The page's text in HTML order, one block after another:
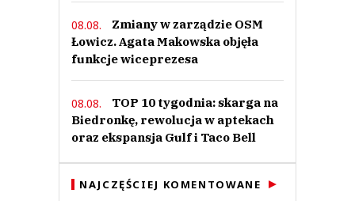
08.08.
Zmiany w zarządzie OSM
Łowicz. Agata Makowska objęła
funkcje wiceprezesa
08.08.
TOP 10 tygodnia: skarga na
Biedronkę, rewolucja w aptekach
oraz ekspansja Gulf i Taco Bell
NAJCZĘŚCIEJ KOMENTOWANE